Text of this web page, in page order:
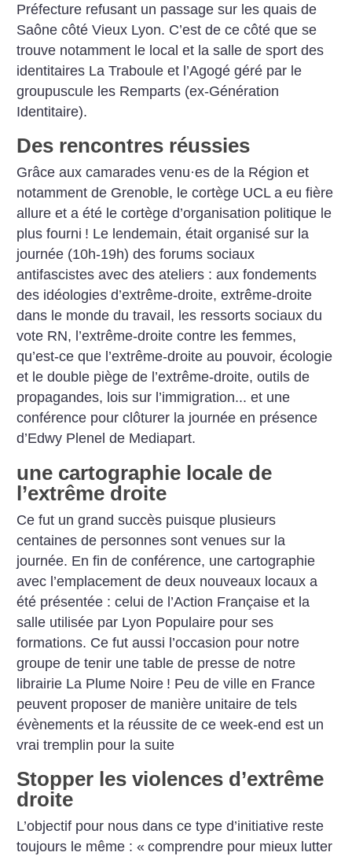
Préfecture refusant un passage sur les quais de
Saône côté Vieux Lyon. C’est de ce côté que se
trouve notamment le local et la salle de sport des
identitaires La Traboule et l’Agogé géré par le
groupuscule les Remparts (ex-Génération
Identitaire).
Des rencontres réussies
Grâce aux camarades venu·es de la Région et
notamment de Grenoble, le cortège UCL a eu fière
allure et a été le cortège d’organisation politique le
plus fourni ! Le lendemain, était organisé sur la
journée (10h-19h) des forums sociaux
antifascistes avec des ateliers : aux fondements
des idéologies d’extrême-droite, extrême-droite
dans le monde du travail, les ressorts sociaux du
vote RN, l’extrême-droite contre les femmes,
qu’est-ce que l’extrême-droite au pouvoir, écologie
et le double piège de l’extrême-droite, outils de
propagandes, lois sur l’immigration... et une
conférence pour clôturer la journée en présence
d’Edwy Plenel de Mediapart.
une cartographie locale de
l’extrême droite
Ce fut un grand succès puisque plusieurs
centaines de personnes sont venues sur la
journée. En fin de conférence, une cartographie
avec l’emplacement de deux nouveaux locaux a
été présentée : celui de l’Action Française et la
salle utilisée par Lyon Populaire pour ses
formations. Ce fut aussi l’occasion pour notre
groupe de tenir une table de presse de notre
librairie La Plume Noire ! Peu de ville en France
peuvent proposer de manière unitaire de tels
évènements et la réussite de ce week-end est un
vrai tremplin pour la suite
Stopper les violences d’extrême
droite
L’objectif pour nous dans ce type d’initiative reste
toujours le même : « comprendre pour mieux lutter